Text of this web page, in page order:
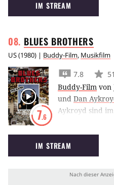
Alfredson.
IM STREAM
BLUES BROTHERS
US(1980) | Buddy-Film, Musikfilm
7.6
7.8
Buddy-Film von
und Dan
Aykroyd sind
Auftrag des
IM STREAM